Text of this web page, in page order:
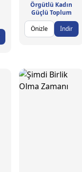
Örgütlü Kadın
Güçlü Toplum
Önizle
İndir